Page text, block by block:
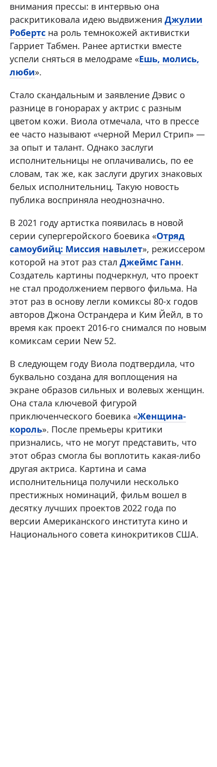
внимания прессы: в интервью она
раскритиковала идею выдвижения Джулии
Робертс на роль темнокожей активистки
Гарриет Табмен. Ранее артистки вместе
успели сняться в мелодраме «Ешь, молись,
люби».
Стало скандальным и заявление Дэвис о
разнице в гонорарах у актрис с разным
цветом кожи. Виола отмечала, что в прессе
ее часто называют «черной Мерил Стрип» —
за опыт и талант. Однако заслуги
исполнительницы не оплачивались, по ее
словам, так же, как заслуги других знаковых
белых исполнительниц. Такую новость
публика восприняла неоднозначно.
В 2021 году артистка появилась в новой
серии супергеройского боевика «Отряд
самоубийц: Миссия навылет», режиссером
которой на этот раз стал Джеймс Ганн.
Создатель картины подчеркнул, что проект
не стал продолжением первого фильма. На
этот раз в основу легли комиксы 80-х годов
авторов Джона Острандера и Ким Йейл, в то
время как проект 2016-го снимался по новым
комиксам серии New 52.
В следующем году Виола подтвердила, что
буквально создана для воплощения на
экране образов сильных и волевых женщин.
Она стала ключевой фигурой
приключенческого боевика «Женщина-
король». После премьеры критики
признались, что не могут представить, что
этот образ смогла бы воплотить какая-либо
другая актриса. Картина и сама
исполнительница получили несколько
престижных номинаций, фильм вошел в
десятку лучших проектов 2022 года по
версии Американского института кино и
Национального совета кинокритиков США.